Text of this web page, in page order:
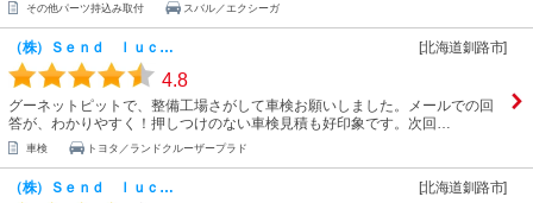
その他パーツ持込み取付 スバル／エクシーガ
（株）Ｓｅｎｄ ｌｕｃ… [北海道釧路市]
4.8
グーネットピットで、整備工場さがして車検お願いしました。メールでの回
答が、わかりやすく！押しつけのない車検見積も好印象です。次回…
車検 トヨタ／ランドクルーザープラド
（株）Ｓｅｎｄ ｌｕｃ… [北海道釧路市]